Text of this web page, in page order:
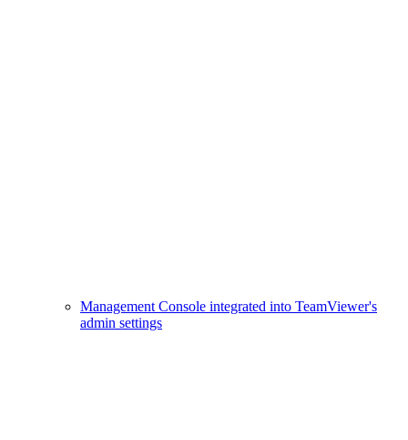
Management Console integrated into TeamViewer's
admin settings